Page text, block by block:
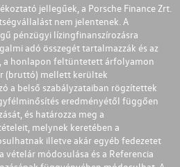
jellegűek, a Porsche Finance Zrt.
nem jelentenek. A
pénzügyi lízingfinanszírozásra
adó összegét tartalmazzák és az
a honlapon feltüntetett árfolyamon
(bruttó) mellett kerültek
a belső szabályzataiban rögzítettek
eredményétől függően
és határozza meg a
melynek keretében a
illetve akár egyéb fedezetet
vételár módosulása és a Referencia